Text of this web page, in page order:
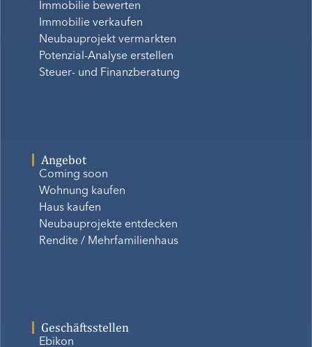
Immobilie bewerten
Immobilie verkaufen
Neubauprojekt vermarkten
Potenzial-Analyse erstellen
Steuer- und Finanzberatung
Angebot
Coming soon
Wohnung kaufen
Haus kaufen
Neubauprojekte entdecken
Rendite / Mehrfamilienhaus
Geschäftsstellen
Ebikon